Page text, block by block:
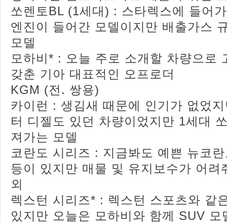
쏘렌토BL (1세대) : 스타렉스에 들어
엔진이 들어간 모델이지만 배출가스
모델
모하비* : 오늘 주로 소개할 차량으로
갖춘 기아 대표적인 오프로더
KGM (전. 쌍용)
카이런 : 생김새 때문에 인기가 없었
터 디젤도 있던 차량이었지만 1세대
져가는 모델
코란도 시리즈 : 지금봐도 예쁜 뉴코
등이 있지만 매물 및 유지보수가 어려
외
렉스턴 시리즈* : 렉스턴 스포츠와 같
있지만 오늘은 모하비와 함께 SUV 모